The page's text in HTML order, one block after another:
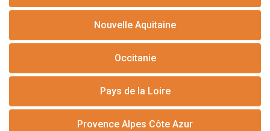
Nouvelle Aquitaine
Occitanie
Pays de la Loire
Provence Alpes Côte Azur